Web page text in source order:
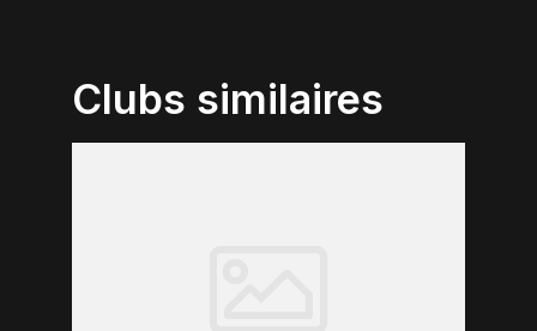
Clubs similaires